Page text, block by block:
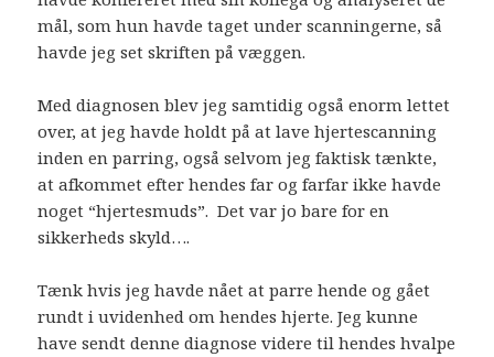
mål, som hun havde taget under scanningerne, så
havde jeg set skriften på væggen.
Med diagnosen blev jeg samtidig også enorm lettet
over, at jeg havde holdt på at lave hjertescanning
inden en parring, også selvom jeg faktisk tænkte,
at afkommet efter hendes far og farfar ikke havde
noget “hjertesmuds”. Det var jo bare for en
sikkerheds skyld….
Tænk hvis jeg havde nået at parre hende og gået
rundt i uvidenhed om hendes hjerte. Jeg kunne
have sendt denne diagnose videre til hendes hvalpe